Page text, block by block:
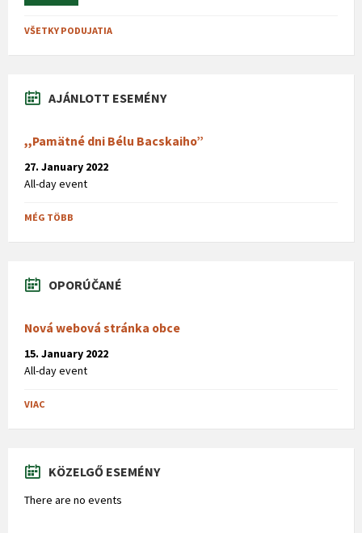
VŠETKY PODUJATIA
AJÁNLOTT ESEMÉNY
,,Pamätné dni Bélu Bacskaiho”
27. January 2022
All-day event
MÉG TÖBB
OPORÚČANÉ
Nová webová stránka obce
15. January 2022
All-day event
VIAC
KÖZELGŐ ESEMÉNY
There are no events